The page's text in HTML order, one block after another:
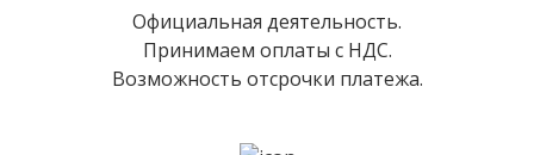
Официальная деятельность.
Принимаем оплаты с НДС.
Возможность отсрочки платежа.